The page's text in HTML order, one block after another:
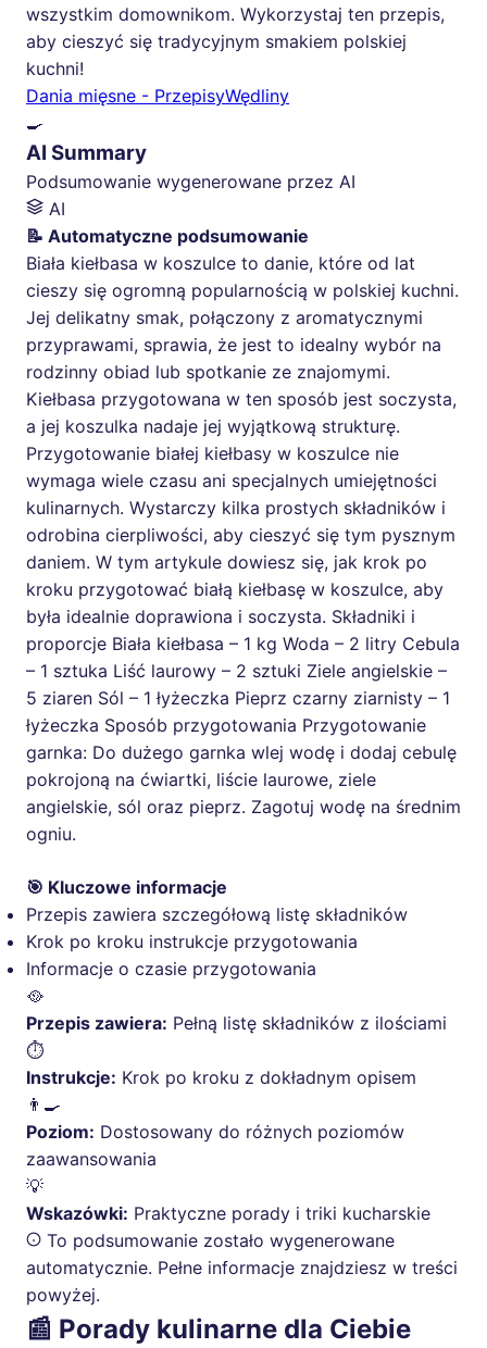
wszystkim domownikom. Wykorzystaj ten przepis,
aby cieszyć się tradycyjnym smakiem polskiej
kuchni!
Dania mięsne - PrzepisyWędliny
🍳
AI Summary
Podsumowanie wygenerowane przez AI
AI
📝 Automatyczne podsumowanie
Biała kiełbasa w koszulce to danie, które od lat
cieszy się ogromną popularnością w polskiej kuchni.
Jej delikatny smak, połączony z aromatycznymi
przyprawami, sprawia, że jest to idealny wybór na
rodzinny obiad lub spotkanie ze znajomymi.
Kiełbasa przygotowana w ten sposób jest soczysta,
a jej koszulka nadaje jej wyjątkową strukturę.
Przygotowanie białej kiełbasy w koszulce nie
wymaga wiele czasu ani specjalnych umiejętności
kulinarnych. Wystarczy kilka prostych składników i
odrobina cierpliwości, aby cieszyć się tym pysznym
daniem. W tym artykule dowiesz się, jak krok po
kroku przygotować białą kiełbasę w koszulce, aby
była idealnie doprawiona i soczysta. Składniki i
proporcje Biała kiełbasa – 1 kg Woda – 2 litry Cebula
– 1 sztuka Liść laurowy – 2 sztuki Ziele angielskie –
5 ziaren Sól – 1 łyżeczka Pieprz czarny ziarnisty – 1
łyżeczka Sposób przygotowania Przygotowanie
garnka: Do dużego garnka wlej wodę i dodaj cebulę
pokrojoną na ćwiartki, liście laurowe, ziele
angielskie, sól oraz pieprz. Zagotuj wodę na średnim
ogniu.
🎯 Kluczowe informacje
Przepis zawiera szczegółową listę składników
Krok po kroku instrukcje przygotowania
Informacje o czasie przygotowania
🥘
Przepis zawiera: Pełną listę składników z ilościami
⏱️
Instrukcje: Krok po kroku z dokładnym opisem
👨‍🍳
Poziom: Dostosowany do różnych poziomów
zaawansowania
💡
Wskazówki: Praktyczne porady i triki kucharskie
To podsumowanie zostało wygenerowane
automatycznie. Pełne informacje znajdziesz w treści
powyżej.
📰 Porady kulinarne dla Ciebie